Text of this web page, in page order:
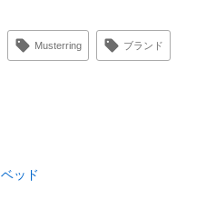
Musterring ブランド
ベッド